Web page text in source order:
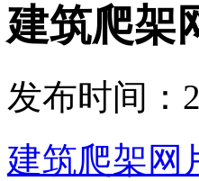
建筑爬架
发布时间：
建筑爬架网